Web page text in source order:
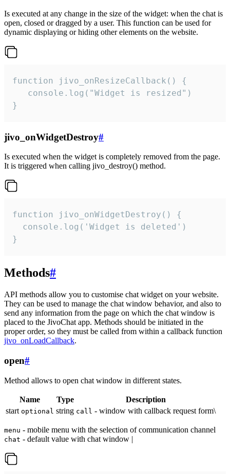
Is executed at any change in the size of the widget: when the chat is
open, closed or dragged by a user. This function can be used for
dynamic displaying or hiding other elements on the website.
function jivo_onResizeCallback() {
   console.log("Widget is resized")
}
jivo_onWidgetDestroy#
Is executed when the widget is completely removed from the page.
It is triggered when calling jivo_destroy() method.
function jivo_onWidgetDestroy() {
  console.log('Widget is deleted')
}
Methods#
API methods allow you to customise chat widget on your website.
They can be used to manage the chat window behavior, and also to
send any information from the page on which the chat window is
placed to the JivoChat app. Methods should be initiated in the
proper order, so they must be called from within a callback function
jivo_onLoadCallback.
open#
Method allows to open chat window in different states.
Name Type
Description
start optional string call - window with callback request form\
menu - mobile menu with the selection of communication channel
chat - default value with chat window |